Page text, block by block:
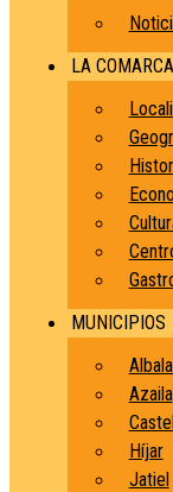
LA COMARCA
MUNICIPIOS
Azaila
Híjar
Jatiel